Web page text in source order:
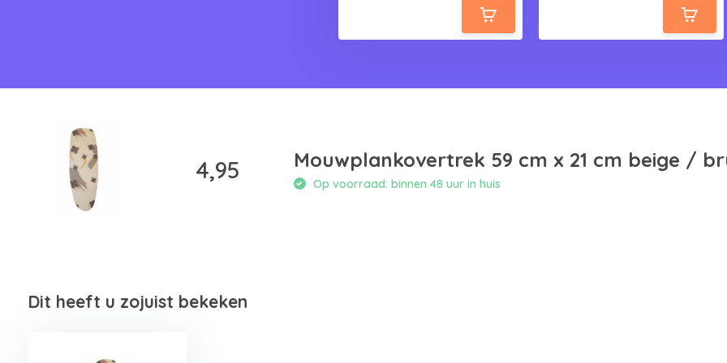
4,95 Mouwplankovertrek 59 cm x 21 cm beige /
Op voorraad: binnen 48 uur in huis
Dit heeft u zojuist bekeken